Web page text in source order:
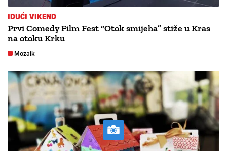
IDUĆI VIKEND
Prvi Comedy Film Fest “Otok smijeha” stiže u Kras
na otoku Krku
Mozaik